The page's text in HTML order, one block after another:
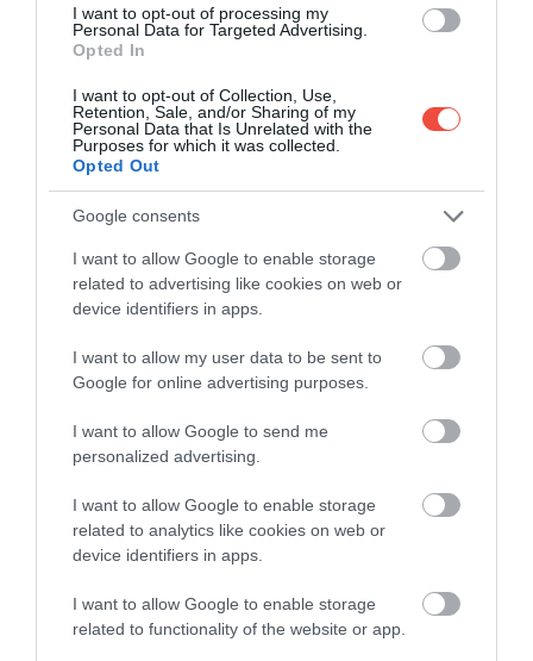
I want to opt-out of processing my
Personal Data for Targeted Advertising.
Opted In
I want to opt-out of Collection, Use,
Retention, Sale, and/or Sharing of my
Personal Data that Is Unrelated with the
Purposes for which it was collected.
Opted Out
Google consents
I want to allow Google to enable storage
related to advertising like cookies on web or
device identifiers in apps.
I want to allow my user data to be sent to
Google for online advertising purposes.
I want to allow Google to send me
personalized advertising.
I want to allow Google to enable storage
related to analytics like cookies on web or
device identifiers in apps.
I want to allow Google to enable storage
related to functionality of the website or app.
Foto: Shutterstock
transport – companii aeriene, maritime și feroviare –
vor verifica, înainte de îmbarcare, dacă pasagerii
dețin o ETA valabilă.Autorizația poate fi necesară
, dacă, pe durata escalei, pasagerul trece
prin controlul de frontieră britanic și i se verifică
pașaportul; în schimb, în unele situații de tranzit fără